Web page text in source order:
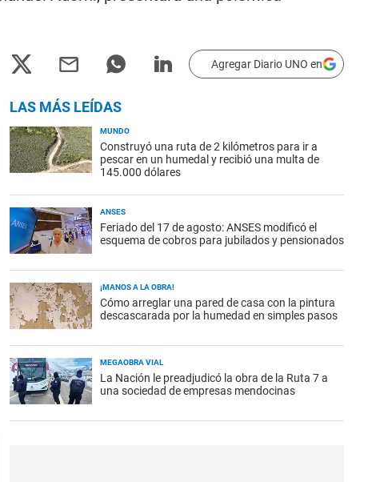
Agregar Diario UNO en
LAS MÁS LEÍDAS
MUNDO
Construyó una ruta de 2 kilómetros para ir a
pescar en un humedal y recibió una multa de
145.000 dólares
ANSES
Feriado del 17 de agosto: ANSES modificó el
esquema de cobros para jubilados y pensionados
¡MANOS A LA OBRA!
Cómo arreglar una pared de casa con la pintura
descascarada por la humedad en simples pasos
MEGAOBRA VIAL
La Nación le preadjudicó la obra de la Ruta 7 a
una sociedad de empresas mendocinas